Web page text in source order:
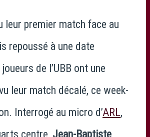
leur premier match face au
repoussé à une date
de l’UBB ont une
leur match décalé, ce week-
Interrogé au micro d’ARL,
centre, Jean-Baptiste